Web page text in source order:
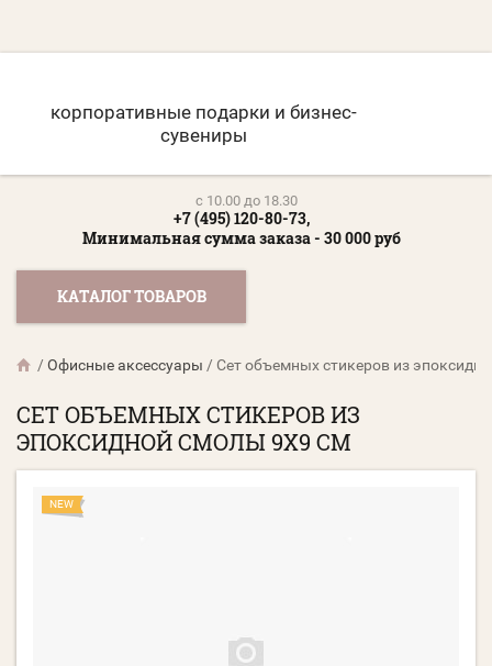
корпоративные подарки и бизнес-
сувениры
c 10.00 до 18.30
+7 (495) 120-80-73,
Минимальная сумма заказа - 30 000 руб
КАТАЛОГ ТОВАРОВ
/Офисные аксессуары /Сет объемных стикеров из
СЕТ ОБЪЕМНЫХ СТИКЕРОВ ИЗ
ЭПОКСИДНОЙ СМОЛЫ 9Х9 CМ
NEW